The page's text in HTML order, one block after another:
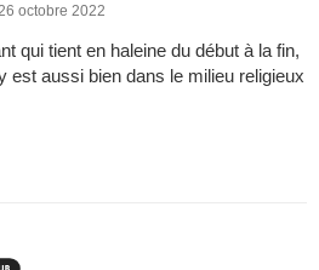
octobre 2022
qui tient en haleine du début à la fin,
est aussi bien dans le milieu religieux